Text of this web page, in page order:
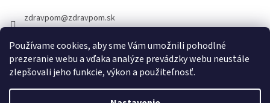
Používame cookies, aby sme Vám umožnili pohodlné
prezeranie webu a vďaka analýze prevádzky webu neustále
zlepšovali jeho funkcie, výkon a použiteľnosť.
zdravpom@zdravpom.sk